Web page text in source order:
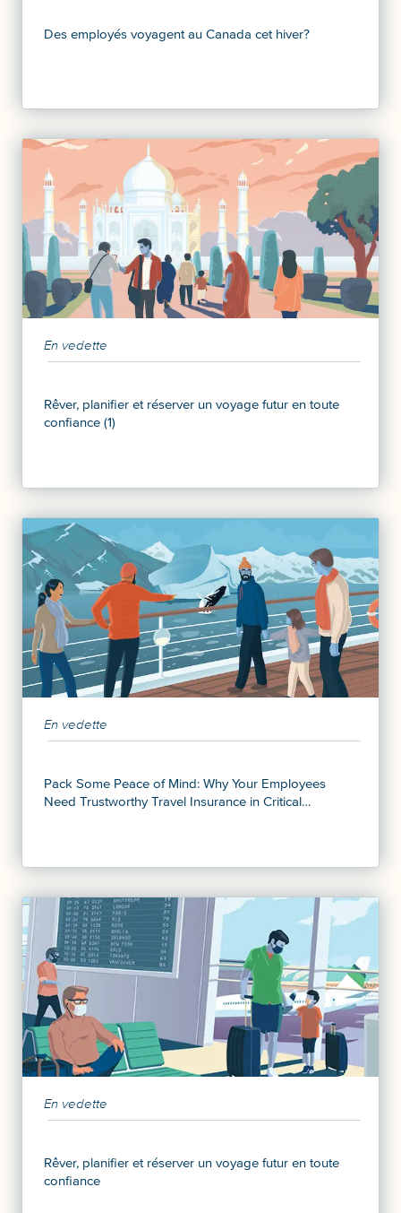
Des employés voyagent au Canada cet hiver?
En vedette
Rêver, planifier et réserver un voyage futur en toute
confiance (1)
En vedette
Pack Some Peace of Mind: Why Your Employees
Need Trustworthy Travel Insurance in Critical
En vedette
Rêver, planifier et réserver un voyage futur en toute
confiance